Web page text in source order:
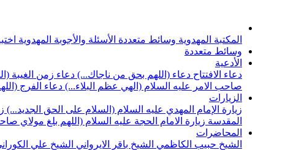
المكتبة المهدوية وسائط متعددة الأسئلة والأجوبة المهدوية
وسائط متعددة
الأدعية
دعاء الافتتاح دعاء (اللهم بحق من ناجاك...) دعاء زمن الغيبة
صاحب الامر عليه السلام (الهي عظم البلاء...) دعاء الفرج
الزيارات
زيارة الإمام المهدي عليه السلام (السلام على الحق الجديد...)
المقدسة زيارة الامام الحجة عليه السلام (اللهم بلغ مولاي
المحاضرات
الشيخ حبيب الكاظمي الشيخ باقر الايرواني الشيخ علي